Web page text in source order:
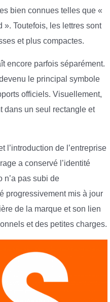
bien connues telles que «
Toutefois, les lettres sont
et plus compactes.
encore parfois séparément.
le principal symbole
officiels. Visuellement,
dans un seul rectangle et
l’introduction de l’entreprise
a conservé l’identité
n’a pas subi de
progressivement mis à jour
de la marque et son lien
et des petites charges.